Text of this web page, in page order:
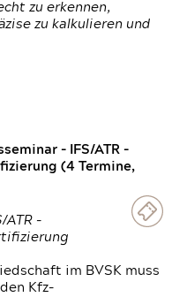
zu erkennen,
zu kalkulieren und
- IFS/ATR -
(4 Termine,
ATR -
im BVSK muss
Kfz-